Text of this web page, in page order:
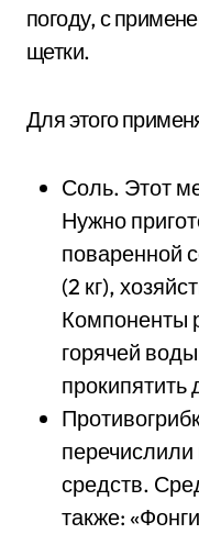
погоду, с
щетки.
Для этого
Соль. Этот
Нужно
поваренной
(2 кг),
Компоненты
горячей
средств.
также: